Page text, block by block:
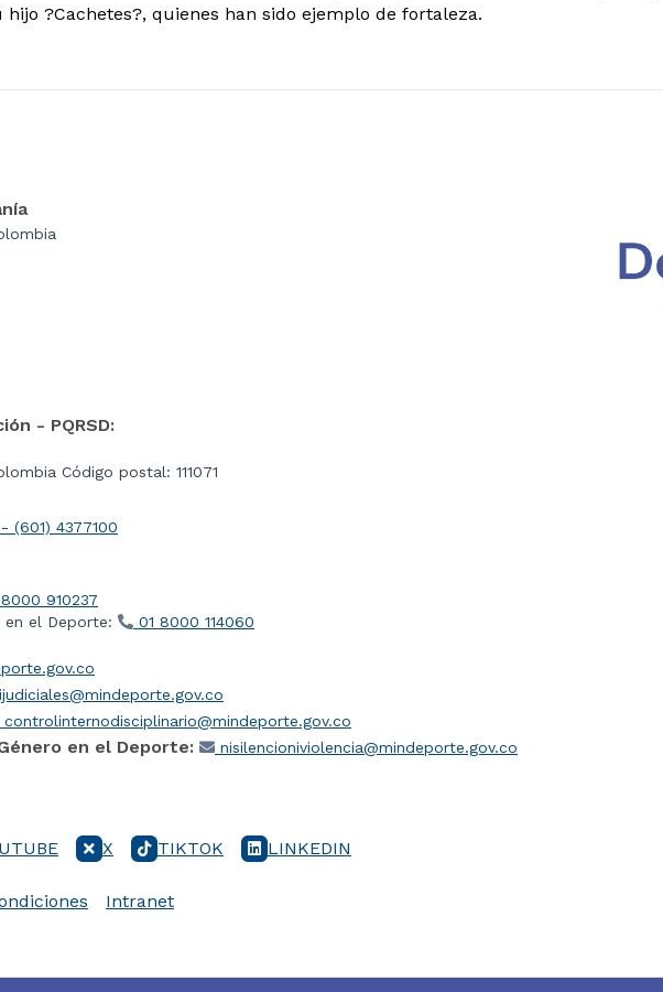
hijo ?Cachetes?, quienes han sido ejemplo de fortaleza.
- PQRSD:
Código postal: 111071
(601) 4377100
910237
en el Deporte:
01 8000 114060
controlinternodisciplinario@mindeporte.gov.co
en el Deporte: nisilencioniviolencia@mindeporte.gov.co
X TIKTOK LINKEDIN
Intranet